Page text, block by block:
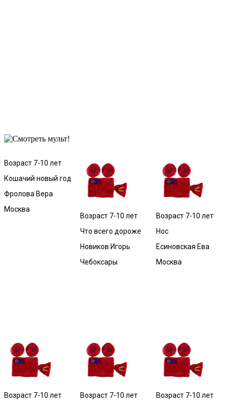
Возраст 7-10 лет
Кошачий новый год
Фролова Вера
Москва
Возраст 7-10 лет
Что всего дороже
Новиков Игорь
Чебоксары
Возраст 7-10 лет
Нос
Есиновская Ева
Москва
Возраст 7-10 лет
Возраст 7-10 лет
Возраст 7-10 лет